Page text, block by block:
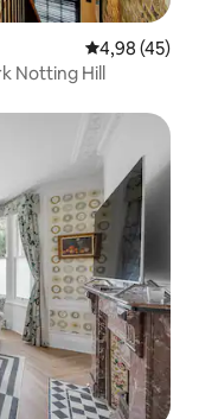
4,98 av 5 i
4,98 (45)
Notting Hill